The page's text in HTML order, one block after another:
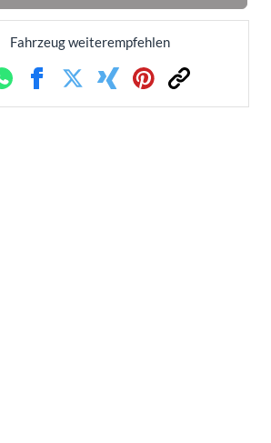
Fahrzeug weiterempfehlen
WhatsappFacebookTwitterXing PinterestLink